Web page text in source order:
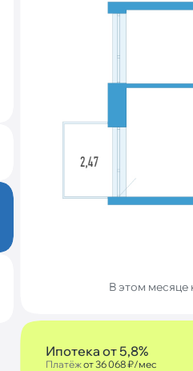
В этом месяце
Ипотека от 5,8%
Платёжот 36 068 ₽/мес